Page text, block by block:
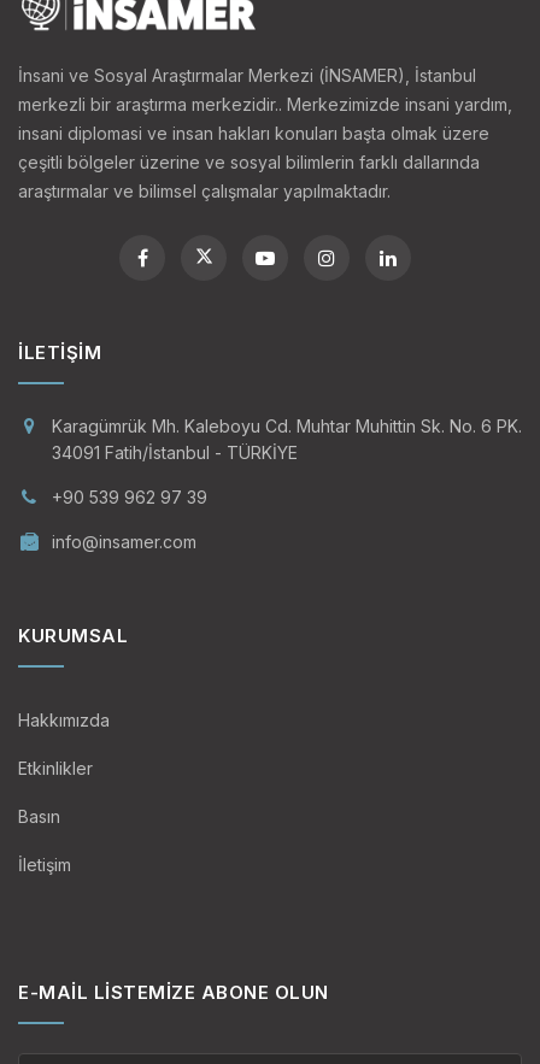
İnsani ve Sosyal Araştırmalar Merkezi (İNSAMER), İstanbul
merkezli bir araştırma merkezidir.. Merkezimizde insani yardım,
insani diplomasi ve insan hakları konuları başta olmak üzere
çeşitli bölgeler üzerine ve sosyal bilimlerin farklı dallarında
araştırmalar ve bilimsel çalışmalar yapılmaktadır.
İLETIŞIM
Karagümrük Mh. Kaleboyu Cd. Muhtar Muhittin Sk. No. 6 PK.
34091 Fatih/İstanbul - TÜRKİYE
+90 539 962 97 39
info@insamer.com
KURUMSAL
Hakkımızda
Etkinlikler
Basın
İletişim
E-MAIL LISTEMIZE ABONE OLUN